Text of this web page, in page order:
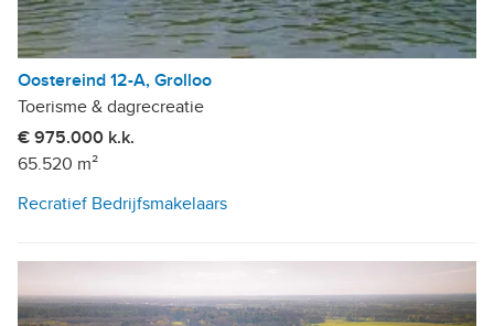
Oostereind 12-A, Grolloo
Toerisme & dagrecreatie
€ 975.000 k.k.
65.520 m²
Recratief Bedrijfsmakelaars